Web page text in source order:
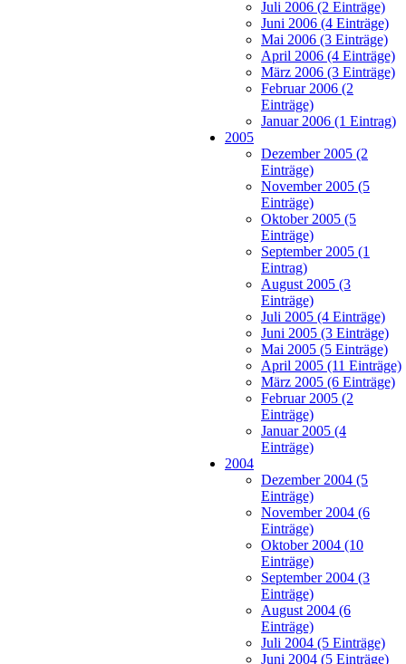
Juli 2006 (2 Einträge)
Juni 2006 (4 Einträge)
Mai 2006 (3 Einträge)
April 2006 (4 Einträge)
März 2006 (3 Einträge)
Februar 2006 (2
Einträge)
Januar 2006 (1 Eintrag)
2005
Dezember 2005 (2
Einträge)
November 2005 (5
Einträge)
Oktober 2005 (5
Einträge)
September 2005 (1
Eintrag)
August 2005 (3
Einträge)
Juli 2005 (4 Einträge)
Juni 2005 (3 Einträge)
Mai 2005 (5 Einträge)
April 2005 (11 Einträge)
März 2005 (6 Einträge)
Februar 2005 (2
Einträge)
Januar 2005 (4
Einträge)
2004
Dezember 2004 (5
Einträge)
November 2004 (6
Einträge)
Oktober 2004 (10
Einträge)
September 2004 (3
Einträge)
August 2004 (6
Einträge)
Juli 2004 (5 Einträge)
Juni 2004 (5 Einträge)